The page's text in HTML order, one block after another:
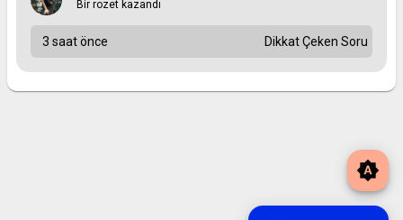
brightness_auto
Bir rozet kazandı
3 saat önce Dikkat Çeken Soru